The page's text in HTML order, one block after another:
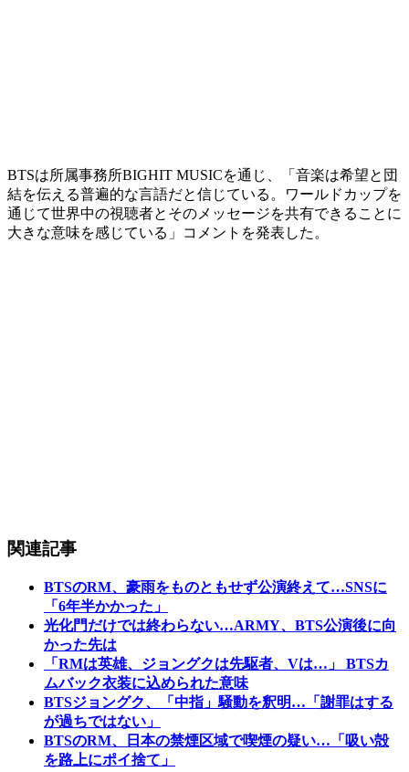
BTSは所属事務所BIGHIT MUSICを通じ、「音楽は希望と団
結を伝える普遍的な言語だと信じている。ワールドカップを
通じて世界中の視聴者とそのメッセージを共有できることに
大きな意味を感じている」コメントを発表した。
関連記事
BTSのRM、豪雨をものともせず公演終えて…SNSに
「6年半かかった」
光化門だけでは終わらない…ARMY、BTS公演後に向
かった先は
「RMは英雄、ジョングクは先駆者、Vは…」 BTSカ
ムバック衣装に込められた意味
BTSジョングク、「中指」騒動を釈明…「謝罪はする
が過ちではない」
BTSのRM、日本の禁煙区域で喫煙の疑い…「吸い殻
を路上にポイ捨て」